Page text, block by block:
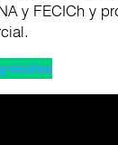
y FECICh y